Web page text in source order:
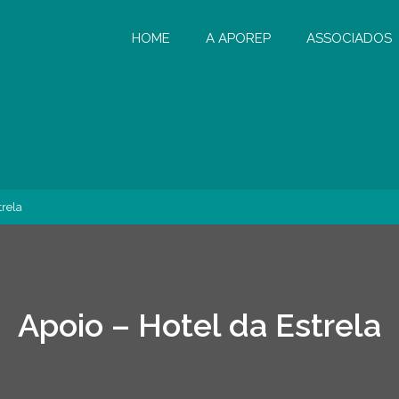
HOME A APOREP ASSOCIADOS
Apoio – Hotel da Estrela